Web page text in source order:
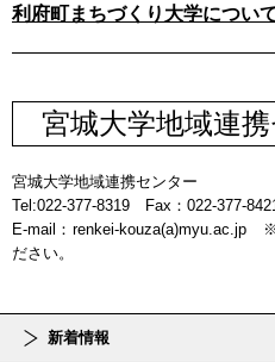
利府町まちづくり大学につい
宮城大学地域連
宮城大学地域連携センター
Tel:022-377-8319 Fax：022-377-8421
E-mail：renkei-kouza(a)myu.ac.jp
ださい。
新着情報